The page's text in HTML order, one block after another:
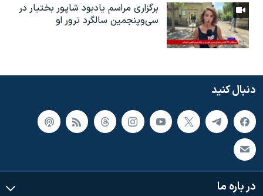
برگزاری مراسم یادبود شاپور بختیار در
سی‌وپنجمین سالگرد ترور او
دنبال کنید
در باره ما